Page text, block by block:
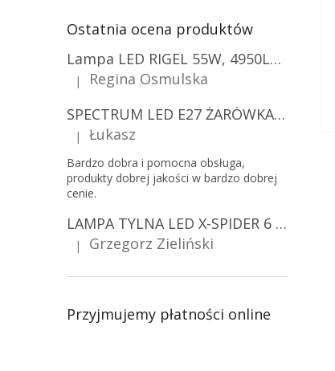
Ostatnia ocena produktów
Lampa LED RIGEL 55W, 4950LM, E27, 6500K [WL-10]
Ocena produktu to 5 na 5 gwiazdek.
|
Regina Osmulska
SPECTRUM LED E27 ŻARÓWKA LED 9W, A60/10-PACK!
Ocena produktu to 5 na 5 gwiazdek.
| Łukasz
Bardzo dobra i pomocna obsługa,
produkty dobrej jakości w bardzo dobrej
cenie.
LAMPA TYLNA LED X-SPIDER 6 FUNKCJI, R10, R148, R150, IP67, MOCOWANIE NA ŚRUBY [L2425]
Ocena produktu to 5 na 5 gwiazdek.
| Grzegorz Zieliński
Przyjmujemy płatności online